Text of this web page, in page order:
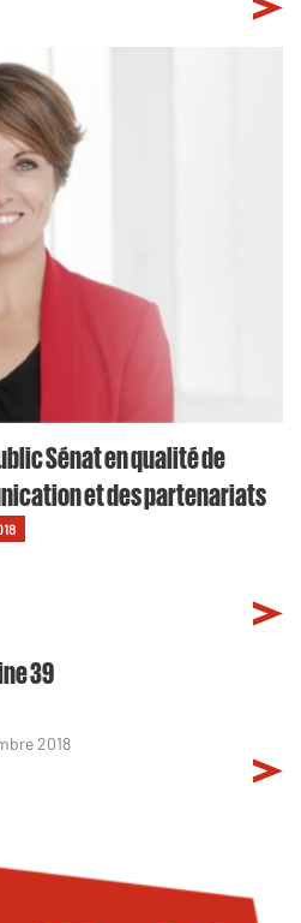
Sénat en qualité de
et des partenariats
39
2018